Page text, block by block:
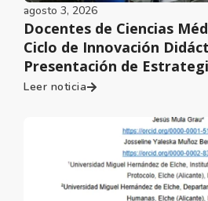
agosto 3, 2026
Docentes de Ciencias
Ciclo de Innovación
Presentación de
Leer noticia